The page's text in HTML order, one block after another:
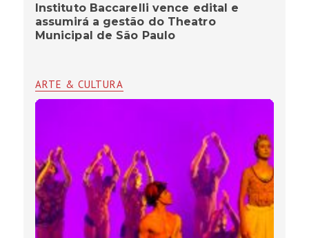
Instituto Baccarelli vence edital e
assumirá a gestão do Theatro
Municipal de São Paulo
ARTE & CULTURA